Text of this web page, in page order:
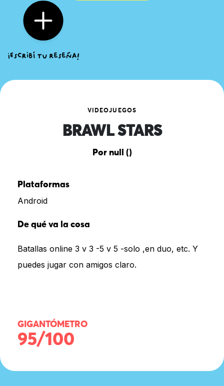
VIDEOJUEGOS
BRAWL STARS
Por null ()
Plataformas
Android
De qué va la cosa
Batallas online 3 v 3 -5 v 5 -solo ,en duo, etc. Y
puedes jugar con amigos claro.
GIGANTÓMETRO
95/100